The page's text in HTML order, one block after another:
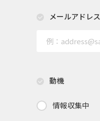
メールアドレス
動機
情報収集中